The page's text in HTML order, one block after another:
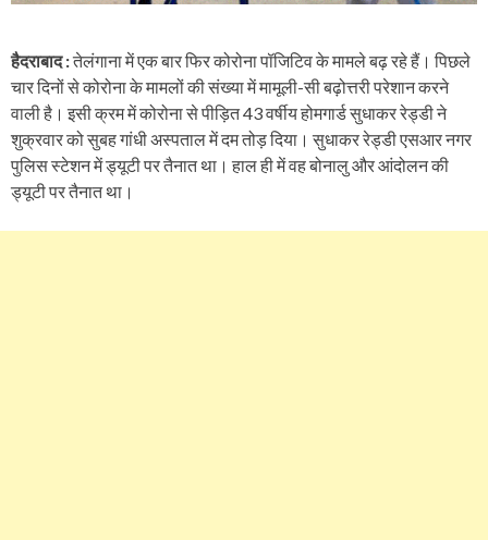
हैदराबाद :तेलंगाना में एक बार फिर कोरोना पॉजिटिव के मामले बढ़ रहे हैं। पिछले
चार दिनों से कोरोना के मामलों की संख्या में मामूली-सी बढ़ोत्तरी परेशान करने
वाली है। इसी क्रम में कोरोना से पीड़ित 43 वर्षीय होमगार्ड सुधाकर रेड्डी ने
शुक्रवार को सुबह गांधी अस्पताल में दम तोड़ दिया। सुधाकर रेड्डी एसआर नगर
पुलिस स्टेशन में ड्यूटी पर तैनात था। हाल ही में वह बोनालु और आंदोलन की
ड्यूटी पर तैनात था।